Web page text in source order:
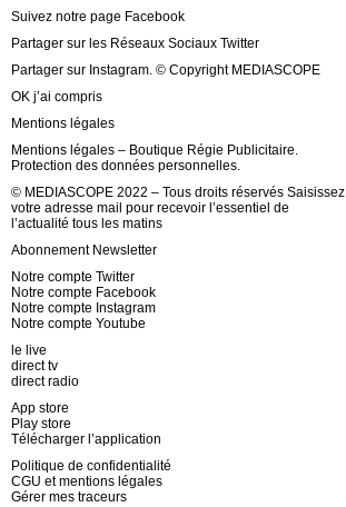
Suivez notre page Facebook
Partager sur les Réseaux Sociaux Twitter
Partager sur Instagram. © Copyright MEDIASCOPE
OK j’ai compris
Mentions légales
Mentions légales – Boutique Régie Publicitaire.
Protection des données personnelles.
© MEDIASCOPE 2022 – Tous droits réservés Saisissez
votre adresse mail pour recevoir l’essentiel de
l’actualité tous les matins
Abonnement Newsletter
Notre compte Twitter
Notre compte Facebook
Notre compte Instagram
Notre compte Youtube
le live
direct tv
direct radio
App store
Play store
Télécharger l’application
Politique de confidentialité
CGU et mentions légales
Gérer mes traceurs